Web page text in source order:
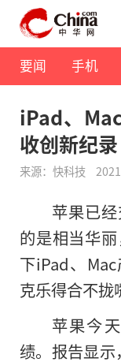
要闻 手机
iPad、
收创新纪录
来源：快科技
苹果已
的是相当华
下iPad、
克乐得合不拢
苹果今
绩。报告显